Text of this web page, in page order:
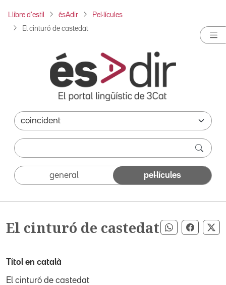
Llibre d'estil ésAdir Pel·lícules
El cinturó de castedat
general pel·lícules
El cinturó de castedat Compartir
Títol en català
El cinturó de castedat